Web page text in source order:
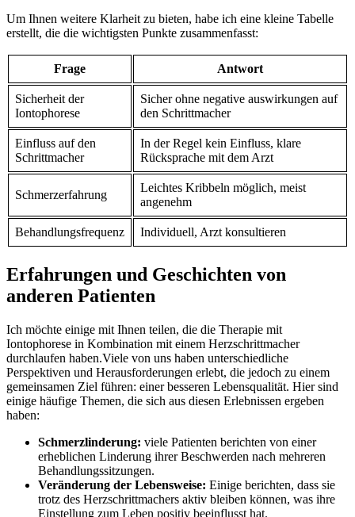
Um Ihnen weitere Klarheit zu bieten, habe⁢ ich ⁣eine kleine Tabelle
erstellt, die die wichtigsten Punkte zusammenfasst:
Frage Antwort
Sicherheit der
Iontophorese
Sicher ohne negative auswirkungen auf
den Schrittmacher
Einfluss auf den
Schrittmacher
In der Regel kein Einfluss, klare
Rücksprache mit dem Arzt
Schmerzerfahrung
Leichtes Kribbeln möglich, meist
angenehm
Behandlungsfrequenz Individuell, Arzt ​konsultieren
Erfahrungen und Geschichten von
anderen Patienten
Ich möchte einige mit Ihnen teilen, die die Therapie mit
Iontophorese in Kombination mit einem Herzschrittmacher
durchlaufen ⁣haben.Viele von uns haben unterschiedliche
Perspektiven und Herausforderungen erlebt, die jedoch zu einem
gemeinsamen Ziel führen:⁤ einer besseren Lebensqualität. Hier sind
‌einige häufige Themen, die sich aus diesen Erlebnissen ergeben
haben:
Schmerzlinderung: viele ‌Patienten berichten von einer
erheblichen Linderung ihrer Beschwerden nach mehreren
Behandlungssitzungen.
Veränderung der Lebensweise: ⁣Einige berichten, dass sie
trotz des Herzschrittmachers aktiv bleiben können, was ihre
Einstellung zum Leben positiv beeinflusst hat.